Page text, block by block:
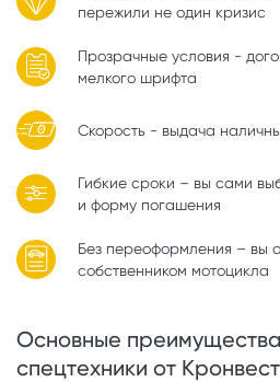
пережили не один кризис
Прозрачные условия -
мелкого шрифта
Скорость - выдача
Гибкие сроки – вы сами
и форму погашения
Без переоформления – вы
собственником мотоцикла
Основные
спецтехники от Кронвест